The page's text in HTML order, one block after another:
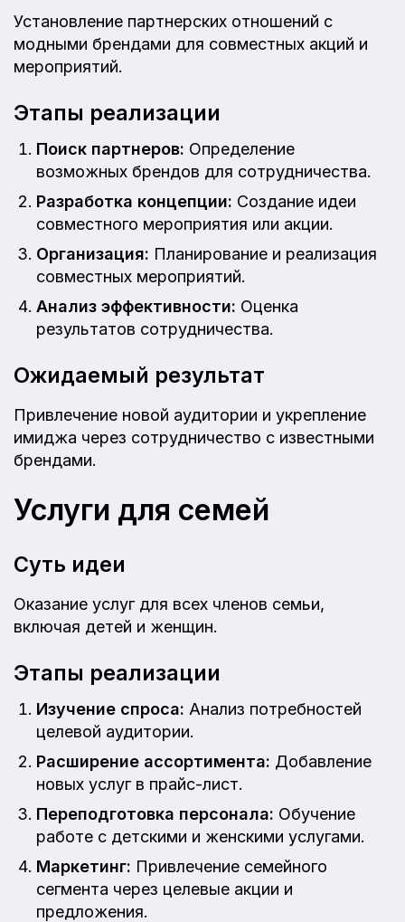
Установление партнерских отношений с
модными брендами для совместных акций и
мероприятий.
Этапы реализации
Поиск партнеров: Определение
возможных брендов для сотрудничества.
Разработка концепции: Создание идеи
совместного мероприятия или акции.
Организация: Планирование и реализация
совместных мероприятий.
Анализ эффективности: Оценка
результатов сотрудничества.
Ожидаемый результат
Привлечение новой аудитории и укрепление
имиджа через сотрудничество с известными
брендами.
Услуги для семей
Суть идеи
Оказание услуг для всех членов семьи,
включая детей и женщин.
Этапы реализации
Изучение спроса: Анализ потребностей
целевой аудитории.
Расширение ассортимента: Добавление
новых услуг в прайс-лист.
Переподготовка персонала: Обучение
работе с детскими и женскими услугами.
Маркетинг: Привлечение семейного
сегмента через целевые акции и
предложения.